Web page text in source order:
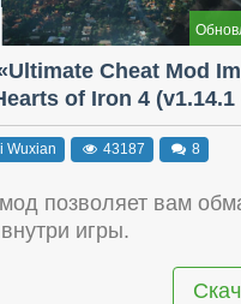
Cheat Mod
of Iron 4 (v1.14.1
Wuxian 43187 8
позволяет вам
игры.